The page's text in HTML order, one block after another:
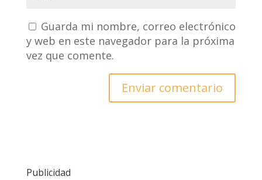
Guarda mi nombre, correo electrónico
y web en este navegador para la próxima
vez que comente.
Publicidad